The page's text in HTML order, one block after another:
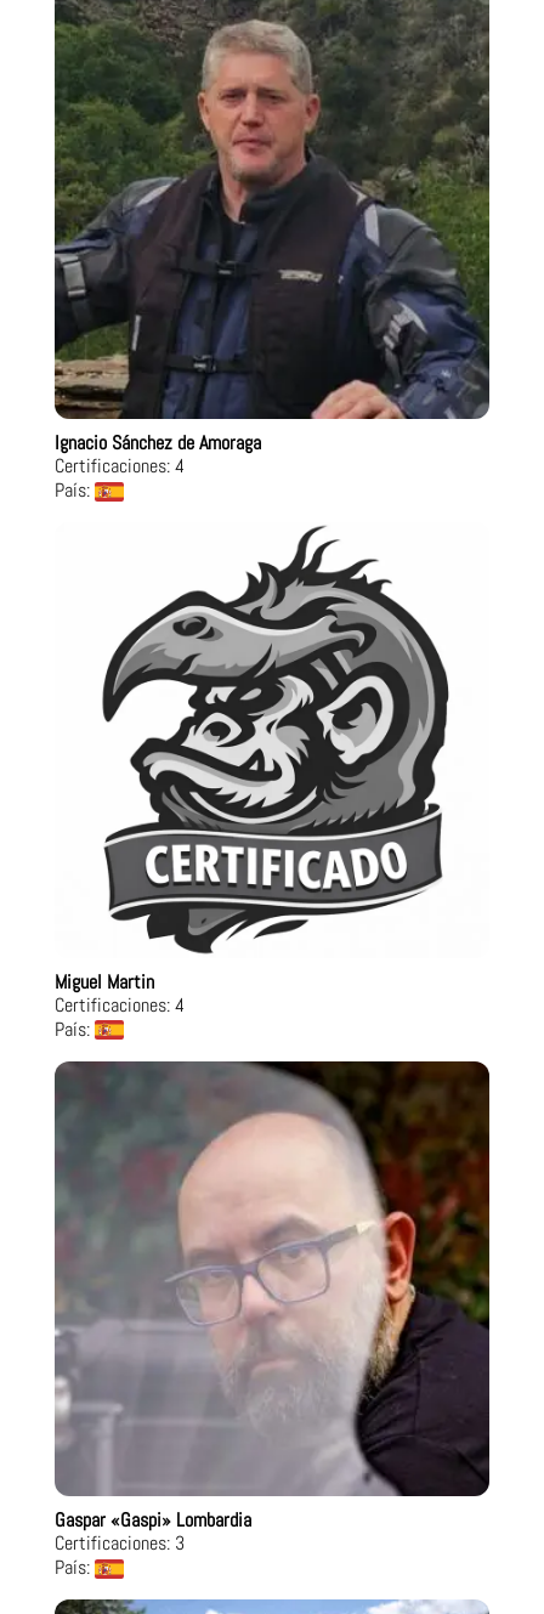
Ignacio Sánchez de Amoraga
Certificaciones: 4
País:
Miguel Martin
Certificaciones: 4
País:
Gaspar «Gaspi» Lombardia
Certificaciones: 3
País: